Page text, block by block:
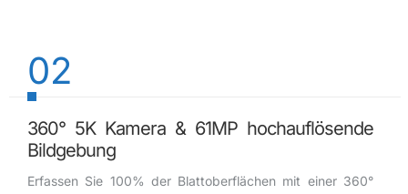
02
360° 5K Kamera & 61MP hochauflösende
Bildgebung
Erfassen Sie 100% der Blattoberflächen mit einer 360°